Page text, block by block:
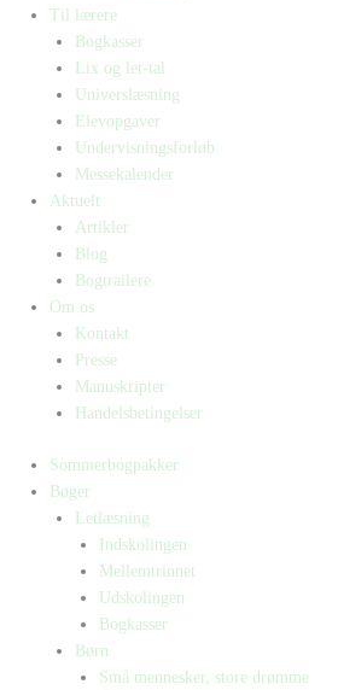
Til lærere
Bogkasser
Lix og let-tal
Universlæsning
Elevopgaver
Undervisningsforløb
Messekalender
Aktuelt
Artikler
Blog
Bogtrailere
Om os
Kontakt
Presse
Manuskripter
Handelsbetingelser
Sommerbogpakker
Bøger
Letlæsning
Indskolingen
Mellemtrinnet
Udskolingen
Bogkasser
Børn
Små mennesker, store drømme